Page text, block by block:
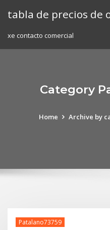
tabla de precios de
xe contacto comercial
Category
Home Archive by
Patalano73759